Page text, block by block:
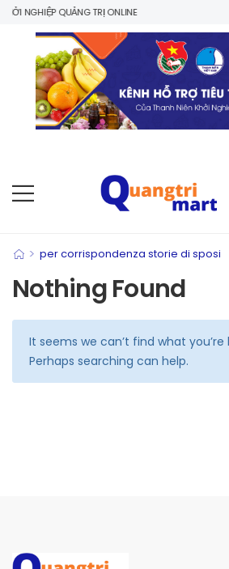
NGHIỆP QUẢNG TRỊ ONLINE
> per corrispondenza storie di sposi
Nothing Found
It seems we can’t find what you’re
Perhaps searching can help.